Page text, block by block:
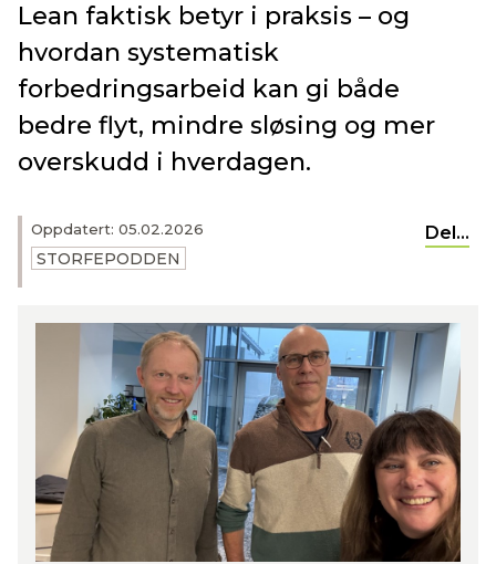
Oppdatert: 05.02.2026
STORFEPODDEN
Del...
Lean faktisk betyr i praksis – og
hvordan systematisk
forbedringsarbeid kan gi både
bedre flyt, mindre sløsing og mer
overskudd i hverdagen.